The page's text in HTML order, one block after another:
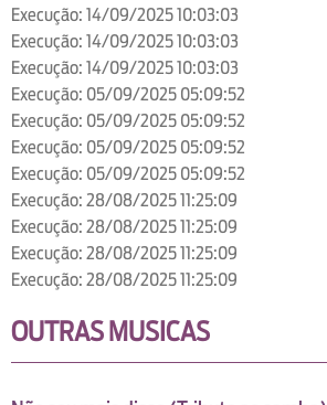
Execução: 14/09/2025 10:03:03
Execução: 14/09/2025 10:03:03
Execução: 14/09/2025 10:03:03
Execução: 05/09/2025 05:09:52
Execução: 05/09/2025 05:09:52
Execução: 05/09/2025 05:09:52
Execução: 05/09/2025 05:09:52
Execução: 28/08/2025 11:25:09
Execução: 28/08/2025 11:25:09
Execução: 28/08/2025 11:25:09
Execução: 28/08/2025 11:25:09
OUTRAS MUSICAS